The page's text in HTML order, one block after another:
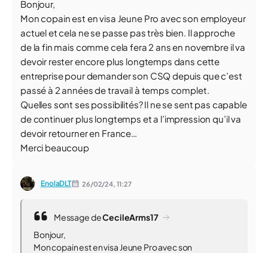
Bonjour,
Mon copain est en visa Jeune Pro avec son employeur
actuel et cela ne se passe pas très bien. Il approche
de la fin mais comme cela fera 2 ans en novembre il va
devoir rester encore plus longtemps dans cette
entreprise pour demander son CSQ depuis que c’est
passé à 2 années de travail à temps complet.
Quelles sont ses possibilités? Il ne se sent pas capable
de continuer plus longtemps et a l’impression qu’il va
devoir retourner en France…
Merci beaucoup
EnolaDLT 26/02/24, 11:27
Message deCecileArms17
Bonjour,
Mon copain est en visa Jeune Pro avec son